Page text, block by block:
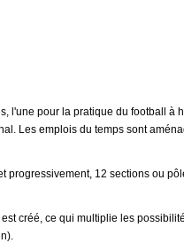
l'une pour la pratique du football à
Les emplois du temps sont
progressivement, 12 sections ou
créé, ce qui multiplie les